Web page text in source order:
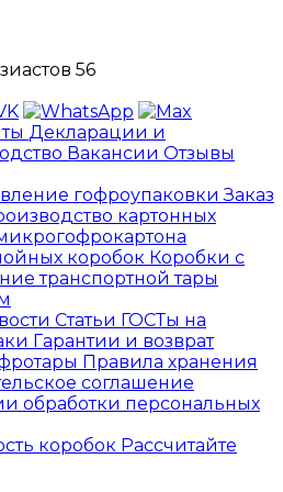
56
Декларации и
Вакансии Отзывы
гофроупаковкиЗаказ
картонных
коробок Коробки с
транспортной тары
Статьи ГОСТы на
Гарантии и возврат
Правила хранения
соглашение
обработки персональных
Рассчитайте